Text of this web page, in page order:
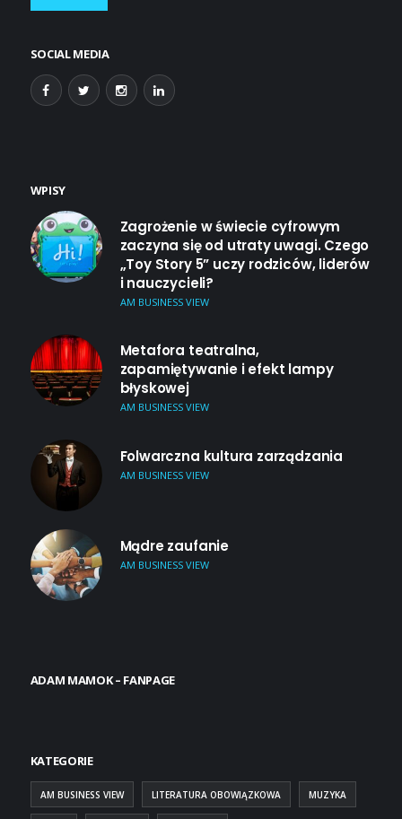
SOCIAL MEDIA
WPISY
Zagrożenie w świecie cyfrowym
zaczyna się od utraty uwagi. Czego
„Toy Story 5” uczy rodziców, liderów
i nauczycieli?
AM BUSINESS VIEW
Metafora teatralna,
zapamiętywanie i efekt lampy
błyskowej
AM BUSINESS VIEW
Folwarczna kultura zarządzania
AM BUSINESS VIEW
Mądre zaufanie
AM BUSINESS VIEW
ADAM MAMOK – FANPAGE
KATEGORIE
AM BUSINESS VIEW LITERATURA OBOWIĄZKOWA MUZYKA